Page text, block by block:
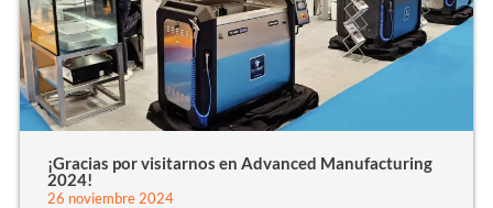
¡Gracias por visitarnos en Advanced Manufacturing
2024!
26 noviembre 2024